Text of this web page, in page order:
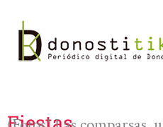
contenido
Fiestas